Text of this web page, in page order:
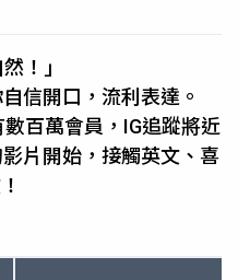
！」
信開口，流利表達。
百萬會員，IG追蹤將近
片開始，接觸英文、喜